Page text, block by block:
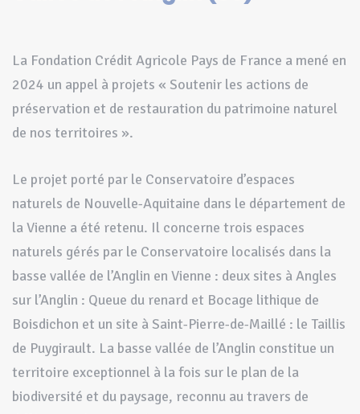
La Fondation Crédit Agricole Pays de France a mené en
2024 un appel à projets « Soutenir les actions de
préservation et de restauration du patrimoine naturel
de nos territoires ».
Le projet porté par le Conservatoire d’espaces
naturels de Nouvelle-Aquitaine dans le département de
la Vienne a été retenu. Il concerne trois espaces
naturels gérés par le Conservatoire localisés dans la
basse vallée de l’Anglin en Vienne : deux sites à Angles
sur l’Anglin : Queue du renard et Bocage lithique de
Boisdichon et un site à Saint-Pierre-de-Maillé : le Taillis
de Puygirault. La basse vallée de l’Anglin constitue un
territoire exceptionnel à la fois sur le plan de la
biodiversité et du paysage, reconnu au travers de